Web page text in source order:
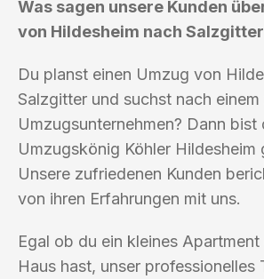
Was sagen unsere Kunden
von Hildesheim nach
Du planst einen Umzug von
Salzgitter und suchst nach
Umzugsunternehmen? Dann bist
Umzugskönig Köhler Hildesheim
Unsere zufriedenen Kunden
von ihren Erfahrungen mit uns.
Egal ob du ein kleines
Haus hast, unser professionelles